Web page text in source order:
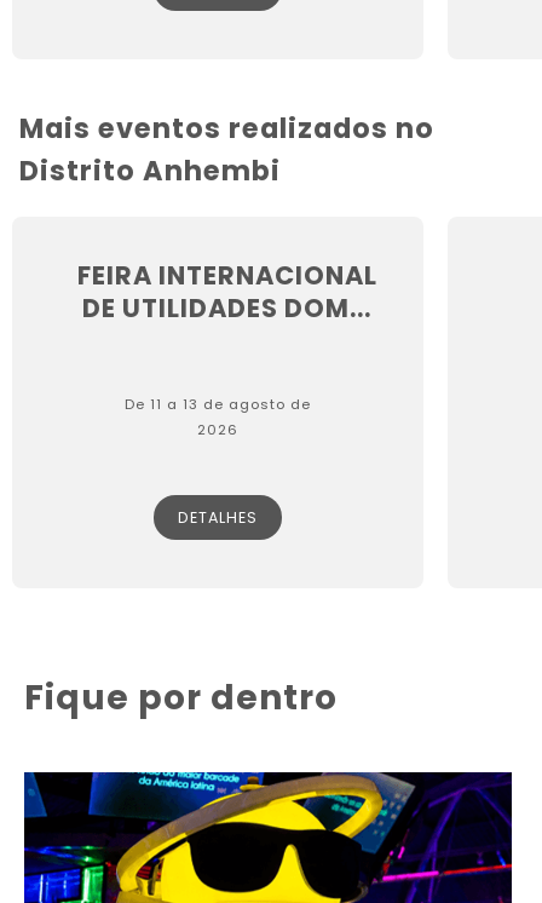
Mais eventos realizados no
Distrito Anhembi
FEIRA INTERNACIONAL
DE UTILIDADES DOM...
De 11 a 13 de agosto de
2026
DETALHES
Fique por dentro